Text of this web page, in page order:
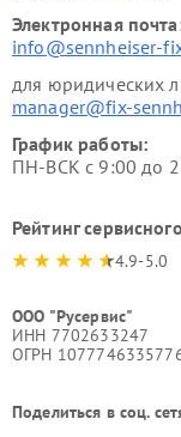
Электронная
info@sennheiser-
для юридических
manager@fix-
График работы:
ПН-ВСК с 9:00 до
Рейтинг
4.9-5.0
ООО "Русервис"
ИНН 7702633247
ОГРН
Поделиться в соц.